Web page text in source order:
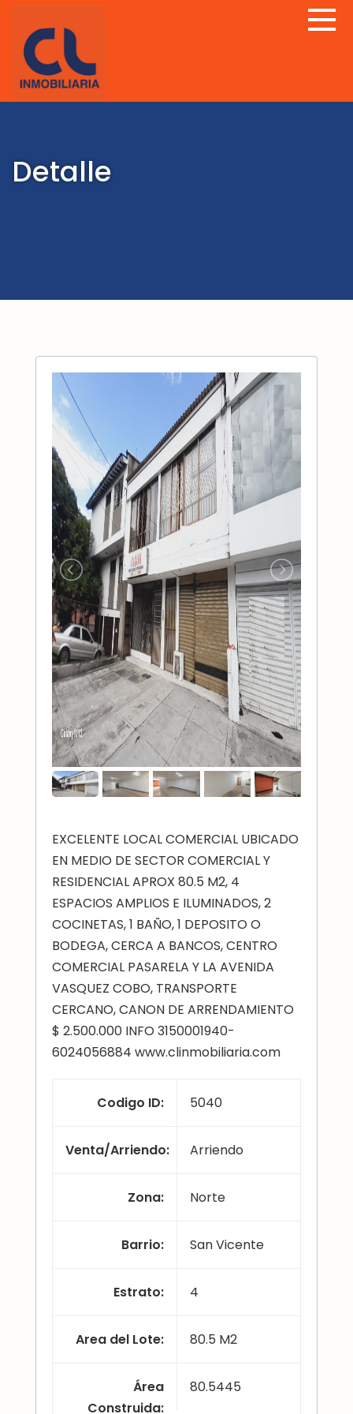
Detalle
EXCELENTE LOCAL COMERCIAL UBICADO
EN MEDIO DE SECTOR COMERCIAL Y
RESIDENCIAL APROX 80.5 M2, 4
ESPACIOS AMPLIOS E ILUMINADOS, 2
COCINETAS, 1 BAÑO, 1 DEPOSITO O
BODEGA, CERCA A BANCOS, CENTRO
COMERCIAL PASARELA Y LA AVENIDA
VASQUEZ COBO, TRANSPORTE
CERCANO, CANON DE ARRENDAMIENTO
$ 2.500.000 INFO 3150001940-
6024056884 www.clinmobiliaria.com
Codigo ID: 5040
Venta/Arriendo: Arriendo
Zona: Norte
Barrio: San Vicente
Estrato: 4
Area del Lote: 80.5 M2
Área
Construida:
80.5445